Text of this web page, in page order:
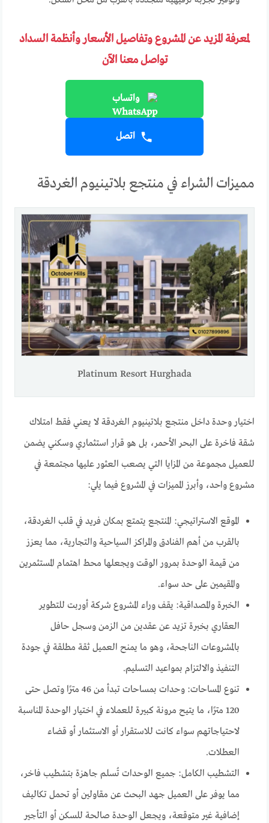
لمعرفة المزيد عن المشروع وتفاصيل الأسعار وأنظمة السداد
تواصل معنا الآن
واتساب
اتصل
مميزات الشراء في منتجع بلاتينيوم الغردقة
Platinum Resort Hurghada
اختيار وحدة داخل منتجع بلاتينيوم الغردقة لا يعني فقط امتلاك
شقة فاخرة على البحر الأحمر، بل هو قرار استثماري وسكني يضمن
للعميل مجموعة من المزايا التي يصعب العثور عليها مجتمعة في
مشروع واحد، وأبرز المميزات في المشروع فيما يلي:
الموقع الاستراتيجي: المنتجع يتمتع بمكان فريد في قلب الغردقة،
بالقرب من أهم الفنادق والمراكز السياحية والتجارية، مما يعزز
من قيمة الوحدة بمرور الوقت ويجعلها محط اهتمام المستثمرين
والمقيمين على حد سواء.
الخبرة والمصداقية: يقف وراء المشروع شركة أوربت للتطوير
العقاري بخبرة تزيد عن عقدين من الزمن وسجل حافل
بالمشروعات الناجحة، وهو ما يمنح العميل ثقة مطلقة في جودة
التنفيذ والالتزام بمواعيد التسليم.
تنوع المساحات: وحدات بمساحات تبدأ من 46 مترًا وتصل حتى
120 مترًا، ما يتيح مرونة كبيرة للعملاء في اختيار الوحدة المناسبة
لاحتياجاتهم سواء كانت للاستقرار أو الاستثمار أو قضاء
العطلات.
التشطيب الكامل: جميع الوحدات تُسلم جاهزة بتشطيب فاخر،
مما يوفر على العميل جهد البحث عن مقاولين أو تحمل تكاليف
إضافية غير متوقعة، ويجعل الوحدة صالحة للسكن أو التأجير